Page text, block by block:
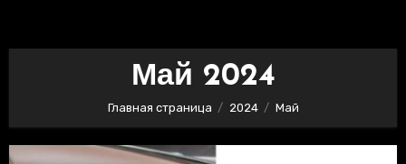
Май 2024
Главная страница 2024 Май